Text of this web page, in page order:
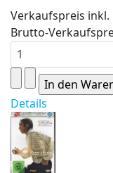
Verkaufspreis inkl.
Brutto-
Details